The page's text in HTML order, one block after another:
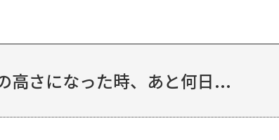
高さになった時、あと何日...